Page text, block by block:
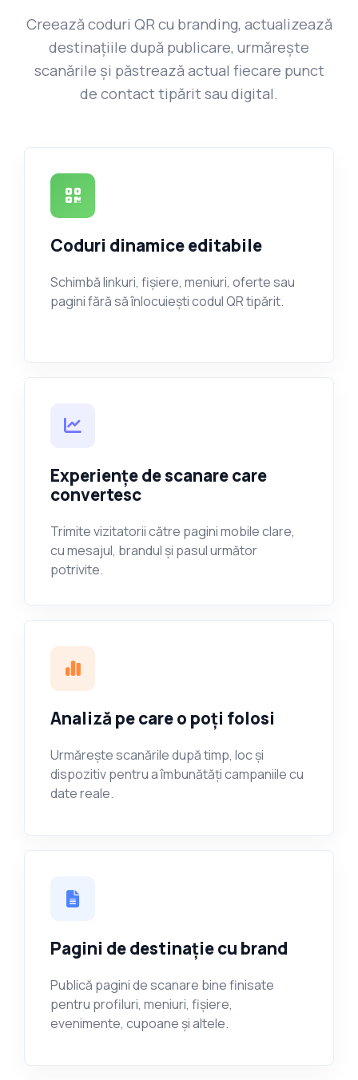
Creează coduri QR cu branding, actualizează
destinațiile după publicare, urmărește
scanările și păstrează actual fiecare punct
de contact tipărit sau digital.
Coduri dinamice editabile
Schimbă linkuri, fișiere, meniuri, oferte sau
pagini fără să înlocuiești codul QR tipărit.
Experiențe de scanare care
convertesc
Trimite vizitatorii către pagini mobile clare,
cu mesajul, brandul și pasul următor
potrivite.
Analiză pe care o poți folosi
Urmărește scanările după timp, loc și
dispozitiv pentru a îmbunătăți campaniile cu
date reale.
Pagini de destinație cu brand
Publică pagini de scanare bine finisate
pentru profiluri, meniuri, fișiere,
evenimente, cupoane și altele.